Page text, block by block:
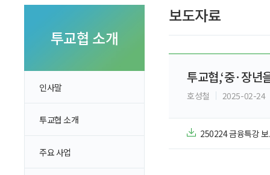
1:1 자산관리법
실전투자 Insight
투교협 소개
인사말
투교협 소개
주요 사업
보도자료
투교협,‘중·장년
호성철 2025-02-24
250224 금융특강